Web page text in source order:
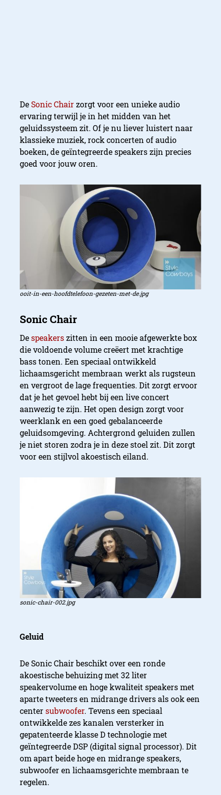
DeSonic Chairzorgt voor een unieke audio
ervaring terwijl je in het midden van het
geluidssysteem zit. Of je nu liever luistert naar
klassieke muziek, rock concerten of audio
boeken, de geïntegreerde speakers zijn precies
goed voor jouw oren.
ooit-in-een-hoofdtelefoon-gezeten-met-de.jpg
Despeakerszitten in een mooie afgewerkte box
die voldoende volume creëert met krachtige
bass tonen. Een speciaal ontwikkeld
lichaamsgericht membraan werkt als rugsteun
en vergroot de lage frequenties. Dit zorgt ervoor
dat je het gevoel hebt bij een live concert
aanwezig te zijn. Het open design zorgt voor
weerklank en een goed gebalanceerde
geluidsomgeving. Achtergrond geluiden zullen
je niet storen zodra je in deze stoel zit. Dit zorgt
voor een stijlvol akoestisch eiland.
sonic-chair-002.jpg
Geluid
De Sonic Chair beschikt over een ronde
akoestische behuizing met 32 liter
speakervolume en hoge kwaliteit speakers met
aparte tweeters en midrange drivers als ook een
centersubwoofer. Tevens een speciaal
ontwikkelde zes kanalen versterker in
gepatenteerde klasse D technologie met
geïntegreerde DSP (digital signal processor). Dit
om apart beide hoge en midrange speakers,
subwoofer en lichaamsgerichte membraan te
regelen.